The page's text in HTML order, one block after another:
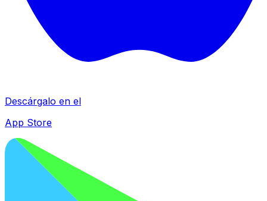
Descárgalo en el
App Store